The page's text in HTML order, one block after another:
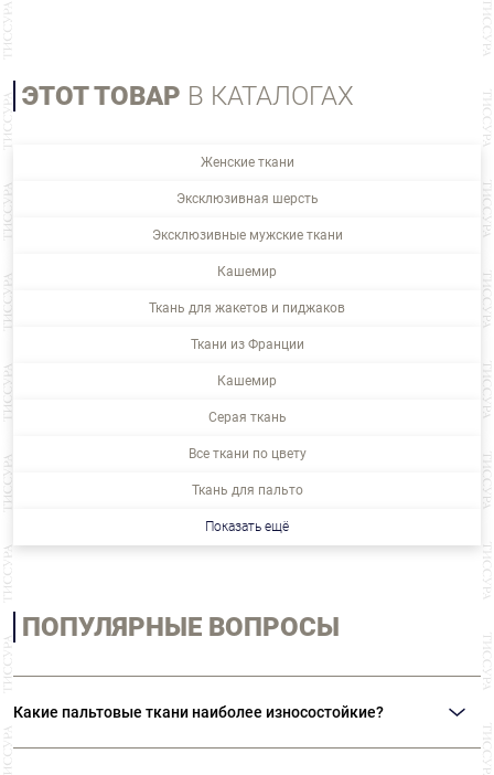
ЭТОТ ТОВАР В КАТАЛОГАХ
Женские ткани
Эксклюзивная шерсть
Эксклюзивные мужские ткани
Кашемир
Ткань для жакетов и пиджаков
Ткани из Франции
Кашемир
Серая ткань
Все ткани по цвету
Ткань для пальто
Показать ещё
ПОПУЛЯРНЫЕ ВОПРОСЫ
Какие пальтовые ткани наиболее износостойкие?